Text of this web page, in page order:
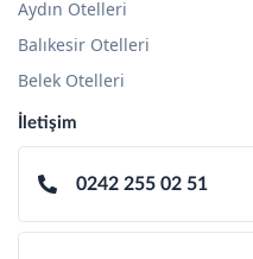
Aydın Otelleri
Balıkesir Otelleri
Belek Otelleri
İletişim
0242 255 02 51